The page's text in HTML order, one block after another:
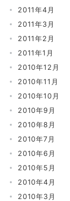
2011年4月
2011年3月
2011年2月
2011年1月
2010年12月
2010年11月
2010年10月
2010年9月
2010年8月
2010年7月
2010年6月
2010年5月
2010年4月
2010年3月